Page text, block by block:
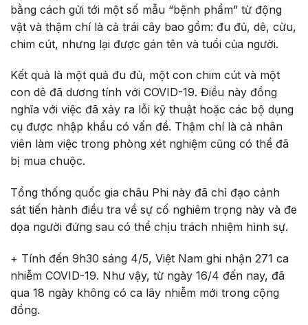
bằng cách gửi tới một số mẫu “bệnh phẩm” từ động
vật và thậm chí là cả trái cây bao gồm: đu đủ, dê, cừu,
chim cút, nhưng lại được gán tên và tuổi của người.
Kết quả là một quả đu đủ, một con chim cút và một
con dê đã dương tính với COVID-19. Điều này đồng
nghĩa với việc đã xảy ra lỗi kỹ thuật hoặc các bộ dụng
cụ được nhập khẩu có vấn đề. Thậm chí là cả nhân
viên làm việc trong phòng xét nghiệm cũng có thể đã
bị mua chuộc.
Tổng thống quốc gia châu Phi này đã chỉ đạo cảnh
sát tiến hành điều tra về sự cố nghiêm trọng này và đe
dọa người đứng sau có thể chịu trách nhiệm hình sự.
+ Tính đến 9h30 sáng 4/5, Việt Nam ghi nhận 271 ca
nhiễm COVID-19. Như vậy, từ ngày 16/4 đến nay, đã
qua 18 ngày không có ca lây nhiễm mới trong cộng
đồng.